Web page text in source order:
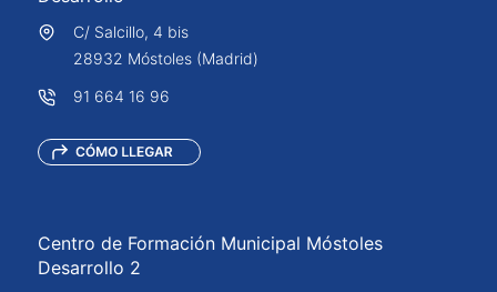
C/ Salcillo, 4 bis
28932 Móstoles (Madrid)
91 664 16 96
Centro de Formación Municipal Móstoles
Desarrollo 2